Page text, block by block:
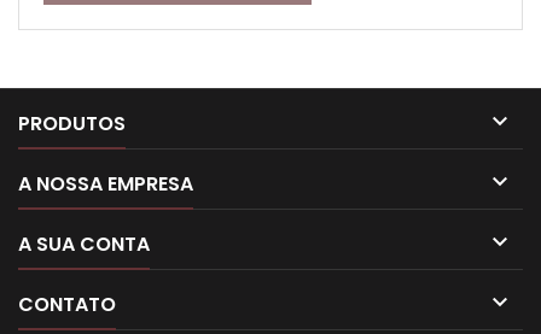
PRODUTOS 
A NOSSA EMPRESA 
A SUA CONTA 
CONTATO 